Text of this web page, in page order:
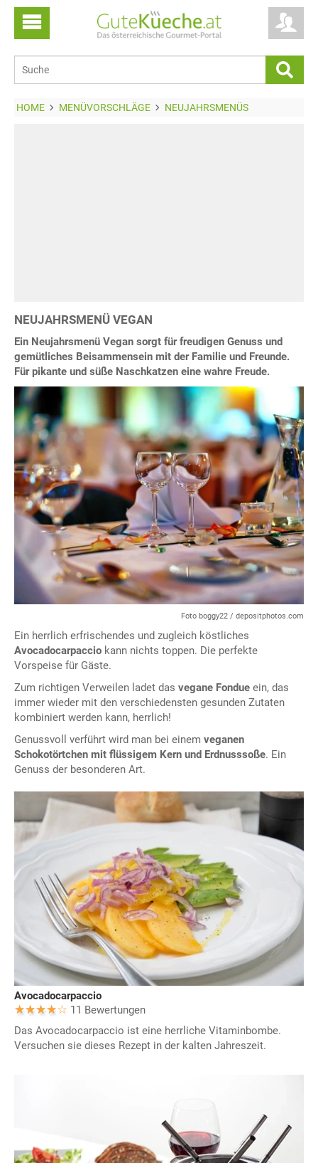
HOME MENÜVORSCHLÄGE NEUJAHRSMENÜS
NEUJAHRSMENÜ VEGAN
Ein Neujahrsmenü Vegan sorgt für freudigen Genuss und
gemütliches Beisammensein mit der Familie und Freunde.
Für pikante und süße Naschkatzen eine wahre Freude.
Foto boggy22 / depositphotos.com
Ein herrlich erfrischendes und zugleich köstliches
Avocadocarpaccio kann nichts toppen. Die perfekte
Vorspeise für Gäste.
Zum richtigen Verweilen ladet das vegane Fondue ein, das
immer wieder mit den verschiedensten gesunden Zutaten
kombiniert werden kann, herrlich!
Genussvoll verführt wird man bei einem veganen
Schokotörtchen mit flüssigem Kern und Erdnusssoße. Ein
Genuss der besonderen Art.
Avocadocarpaccio
11 Bewertungen
Das Avocadocarpaccio ist eine herrliche Vitaminbombe.
Versuchen sie dieses Rezept in der kalten Jahreszeit.